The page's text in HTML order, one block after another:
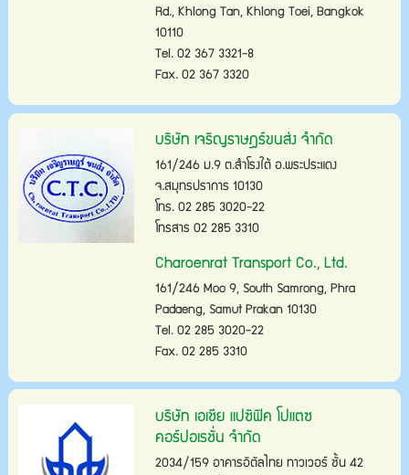
Rd., Khlong Tan, Khlong Toei, Bangkok
10110
Tel. 02 367 3321-8
Fax. 02 367 3320
บริษัท เจริญราษฎร์ขนส่ง จำกัด
161/246 ม.9 ต.สำโรงใต้ อ.พระประแดง
จ.สมุทรปราการ 10130
โทร. 02 285 3020-22
โทรสาร 02 285 3310
Charoenrat Transport Co., Ltd.
161/246 Moo 9, South Samrong, Phra
Padaeng, Samut Prakan 10130
Tel. 02 285 3020-22
Fax. 02 285 3310
บริษัท เอเชีย แปซิฟิค โปแตซ
คอร์ปอเรชั่น จำกัด
2034/159 อาคารอิตัลไทย ทาวเวอร์ ชั้น 42